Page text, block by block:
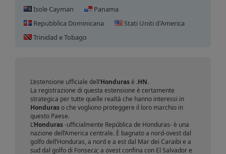
Isole Cayman
Panama
Repubblica Dominicana
Stati Uniti d'America
Trinidad e Tobago
Registrazione domini
Honduras
L’estensione ufficiale dell’Hondurasè .HN.
La registrazione di questa estensione è certamente
strategica per tutte quelle realtà che hanno interessi in
Honduraso che vogliono proteggere il loro marchio in
questo Paese.
L’Honduras-ufficialmente República de Honduras- è una
nazione dell’America centrale. È bagnato a nord-ovest dal
golfo dell’Honduras, a nord e a est dal Mar dei Caraibi e a
sud dal golfo di Fonseca; a ovest confina con El Salvador e